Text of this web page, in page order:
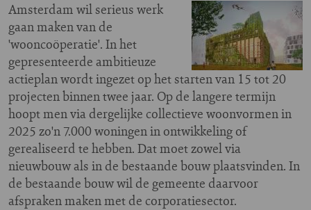
Amsterdam wil serieus werk
gaan maken van de
'wooncoöperatie'. In het
gepresenteerde ambitieuze
actieplan wordt ingezet op het starten van 15 tot 20
projecten binnen twee jaar. Op de langere termijn
hoopt men via dergelijke collectieve woonvormen in
2025 zo'n 7.000 woningen in ontwikkeling of
gerealiseerd te hebben. Dat moet zowel via
nieuwbouw als in de bestaande bouw plaatsvinden. In
de bestaande bouw wil de gemeente daarvoor
afspraken maken met de corporatiesector.